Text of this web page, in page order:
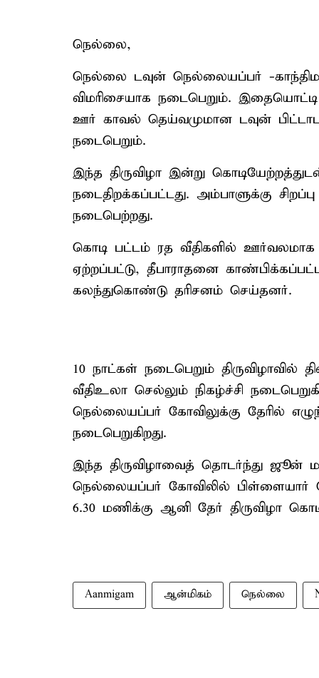
நெல்லை,
நெல்லை டவுன் நெல்லையப்பர் -
விமரிசையாக நடைபெறும்.
ஊர் காவல் தெய்வமுமான டவுன்
நடைபெறும்.
இந்த திருவிழா இன்று
நடைதிறக்கப்பட்டது. அம்பாளுக்கு
நடைபெற்றது.
கொடி பட்டம் ரத வீதிகளில்
ஏற்றப்பட்டு, தீபாராதனை
கலந்துகொண்டு தரிசனம் செய்தனர்.
10 நாட்கள் நடைபெறும்
வீதிஉலா செல்லும் நிகழ்ச்சி
நெல்லையப்பர் கோவிலுக்கு தேரில்
நடைபெறுகிறது.
இந்த திருவிழாவைத் தொடர்ந்து ஜூன்
நெல்லையப்பர் கோவிலில் பிள்ளையார்
6.30 மணிக்கு ஆனி தேர் திருவிழா
Aanmigam ஆன்மிகம் நெல்லை